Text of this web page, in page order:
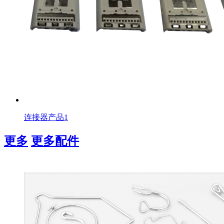
连接器产品1
更多 更多配件